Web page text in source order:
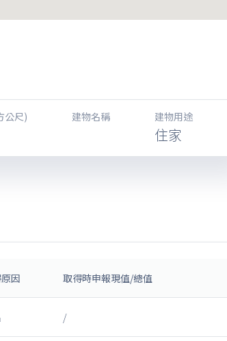
公尺) 建物名稱 建物用途
住家
因 取得時申報現值/總值
/